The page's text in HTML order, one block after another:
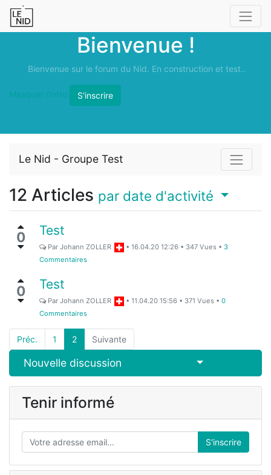
Bienvenue !
Bienvenue sur le forum du Nid. En construction et test..
Masquer l'intro S'inscrire
Le Nid - Groupe Test
12 Articles par date d'activité
0 Test
Par Johann ZOLLER • 16.04.20 12:26 • 347 Vues • 3
Commentaires
0 Test
Par Johann ZOLLER • 11.04.20 15:56 • 371 Vues • 0
Commentaires
Préc. 1 2 Suivante
Nouvelle discussion Select Post
Tenir informé
S'inscrire